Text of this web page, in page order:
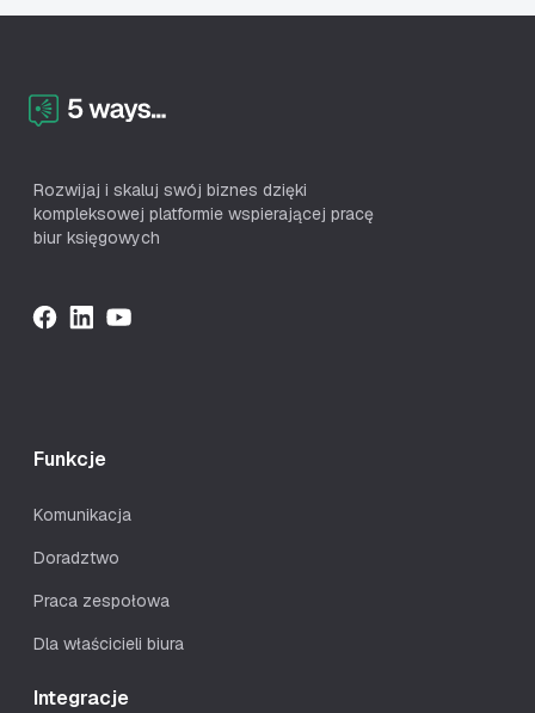
Rozwijaj i skaluj swój biznes dzięki
kompleksowej platformie wspierającej pracę
biur księgowych
Funkcje
Komunikacja
Doradztwo
Praca zespołowa
Dla właścicieli biura
Integracje